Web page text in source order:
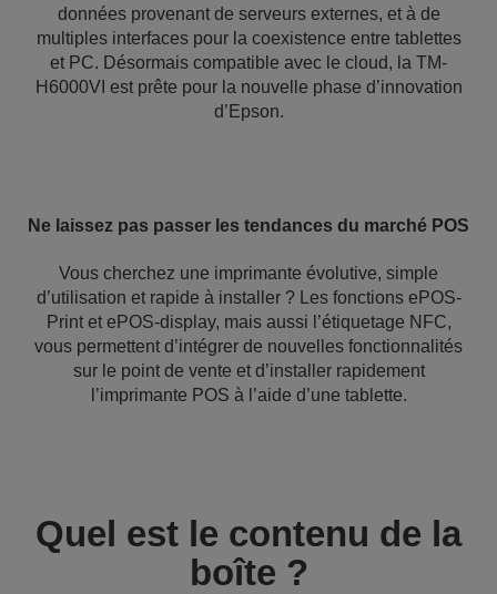
données provenant de serveurs externes, et à de
multiples interfaces pour la coexistence entre tablettes
et PC. Désormais compatible avec le cloud, la TM-
H6000VI est prête pour la nouvelle phase d’innovation
d’Epson.
Ne laissez pas passer les tendances du marché POS
Vous cherchez une imprimante évolutive, simple
d’utilisation et rapide à installer ? Les fonctions ePOS-
Print et ePOS-display, mais aussi l’étiquetage NFC,
vous permettent d’intégrer de nouvelles fonctionnalités
sur le point de vente et d’installer rapidement
l’imprimante POS à l’aide d’une tablette.
Quel est le contenu de la
boîte ?